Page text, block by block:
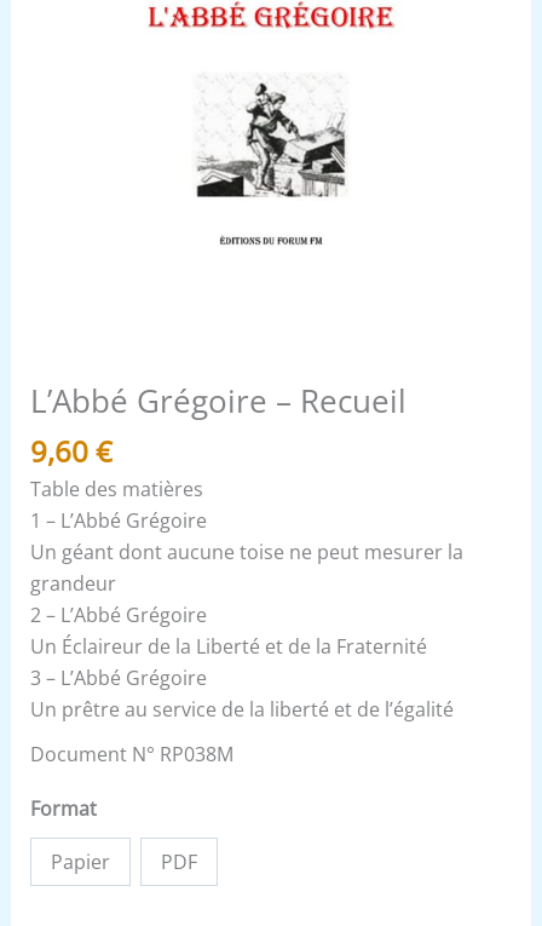
L’Abbé Grégoire – Recueil
9,60€
Table des matières
1 – L’Abbé Grégoire
Un géant dont aucune toise ne peut mesurer la
grandeur
2 – L’Abbé Grégoire
Un Éclaireur de la Liberté et de la Fraternité
3 – L’Abbé Grégoire
Un prêtre au service de la liberté et de l’égalité
Document N° RP038M
Format
Papier PDF